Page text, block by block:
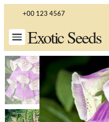
+00 123 4567
Exotic Seeds